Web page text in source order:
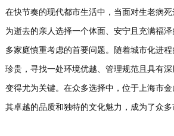
书
风
闻
讯
联
我
们
在快节奏的现代都市生活中，当面对生老病
为逝去的亲人选择一个体面、安宁且充满福
多家庭慎重考虑的首要问题。随着城市化进
珍贵，寻找一处环境优越、管理规范且具有
变得尤为关键。在众多选择中，位于上海市金
其卓越的品质和独特的文化魅力，成为了众多